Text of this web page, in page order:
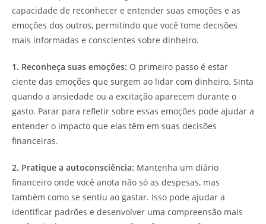
capacidade de reconhecer e entender suas emoções e as
emoções dos outros, permitindo que você tome decisões
mais informadas e conscientes sobre dinheiro.
1. Reconheça suas emoções: O primeiro passo é estar
ciente das emoções que surgem ao lidar com dinheiro. Sinta
quando a ansiedade ou a excitação aparecem durante o
gasto. Parar para refletir sobre essas emoções pode ajudar a
entender o impacto que elas têm em suas decisões
financeiras.
2. Pratique a autoconsciência: Mantenha um diário
financeiro onde você anota não só as despesas, mas
também como se sentiu ao gastar. Isso pode ajudar a
identificar padrões e desenvolver uma compreensão mais